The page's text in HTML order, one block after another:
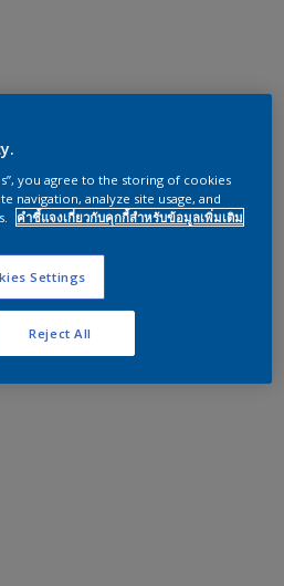
you agree to the storing of cookies
navigation, analyze site usage, and
คำชี้แจงเกี่ยวกับคุกกี้สำหรับข้อมูลเพิ่มเติม
Settings
Reject All